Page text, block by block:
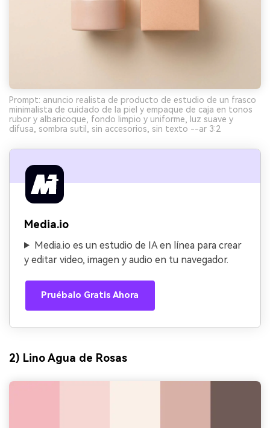
Prompt: anuncio realista de producto de estudio de un frasco
minimalista de cuidado de la piel y empaque de caja en tonos
rubor y albaricoque, fondo limpio y uniforme, luz suave y
difusa, sombra sutil, sin accesorios, sin texto --ar 3:2
Media.io
Media.io es un estudio de IA en línea para crear
y editar video, imagen y audio en tu navegador.
Pruébalo Gratis Ahora
2) Lino Agua de Rosas